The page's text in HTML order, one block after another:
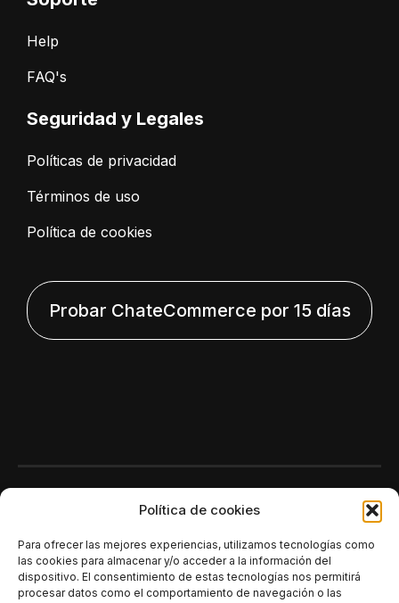
Polí­tica de cookies
Para ofrecer las mejores experiencias, utilizamos tecnologías como
las cookies para almacenar y/o acceder a la información del
dispositivo. El consentimiento de estas tecnologías nos permitirá
procesar datos como el comportamiento de navegación o las
Help
FAQ's
Seguridad y Legales
Políticas de privacidad
Términos de uso
Política de cookies
Probar ChateCommerce por 15 días